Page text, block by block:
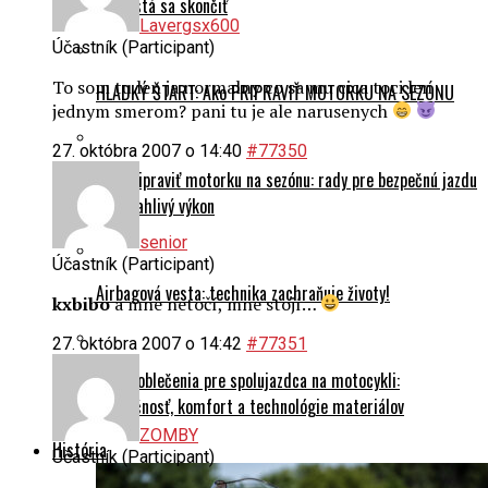
nechystá sa skončiť
HLADKÝ ŠTART: Ako PRIPRAVIŤ MOTORKU NA SEZÓNU
Ako pripraviť motorku na sezónu: rady pre bezpečnú jazdu
a spoľahlivý výkon
Airbagová vesta: technika zachraňuje životy!
Výber oblečenia pre spolujazdca na motocykli:
Bezpečnosť, komfort a technológie materiálov
História
Lavergsx600
Účastník (Participant)
To som tu len ja normalny co sa mu cica toci len
jednym smerom? pani tu je ale narusenych
27. októbra 2007 o 14:40 #77350
senior
Účastník (Participant)
kxbiboa mne netočí, mne stojí…
27. októbra 2007 o 14:42 #77351
ZOMBY
Účastník (Participant)